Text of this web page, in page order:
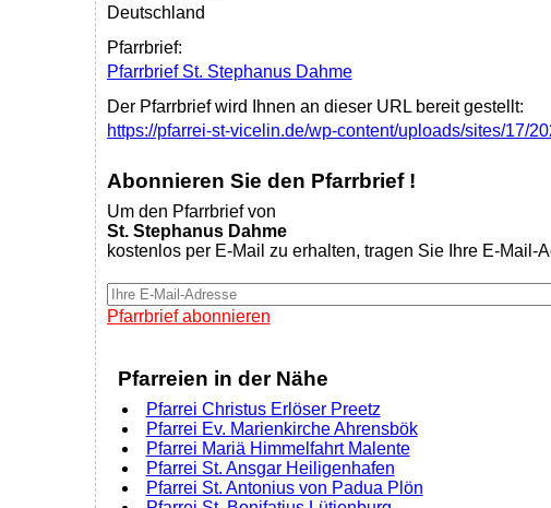
Deutschland
Pfarrbrief:
Pfarrbrief St. Stephanus Dahme
Der Pfarrbrief wird Ihnen an dieser URL bereit gestellt:
https://pfarrei-st-vicelin.de/wp-content/uploads/sites/17/
Abonnieren Sie den Pfarrbrief !
Um den Pfarrbrief von
St. Stephanus Dahme
kostenlos per E-Mail zu erhalten, tragen Sie Ihre E-
Pfarrbrief abonnieren
Pfarreien in der Nähe
Pfarrei Christus Erlöser Preetz
Pfarrei Ev. Marienkirche Ahrensbök
Pfarrei Mariä Himmelfahrt Malente
Pfarrei St. Ansgar Heiligenhafen
Pfarrei St. Antonius von Padua Plön